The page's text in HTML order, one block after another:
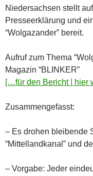
Niedersachsen stellt
Presseerklärung und
“Wolgazander” bereit.
Aufruf zum Thema
Magazin “BLINKER”
[…für den Bericht | hier
Zusammengefasst:
– Es drohen bleibende
“Mittellandkanal” und
– Vorgabe: Jeder